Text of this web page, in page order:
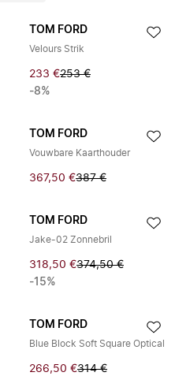
TOM FORD
Velours Strik
233 €253 €
-8%
TOM FORD
Vouwbare Kaarthouder
367,50 €387 €
TOM FORD
Jake-02 Zonnebril
318,50 €374,50 €
-15%
TOM FORD
Blue Block Soft Square Optical
266,50 €314 €